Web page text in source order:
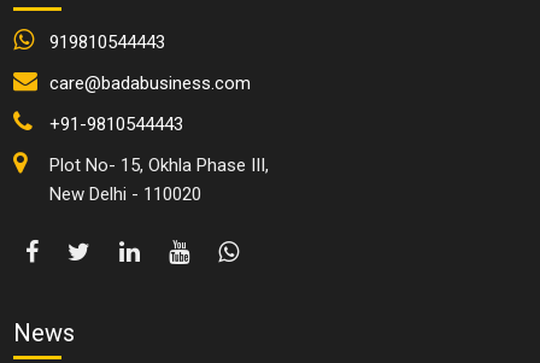
919810544443
care@badabusiness.com
+91-9810544443
Plot No- 15, Okhla Phase III,
New Delhi - 110020
News